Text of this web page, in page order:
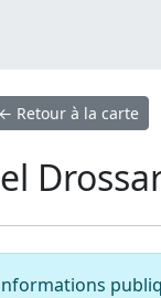
← Retour à la carte